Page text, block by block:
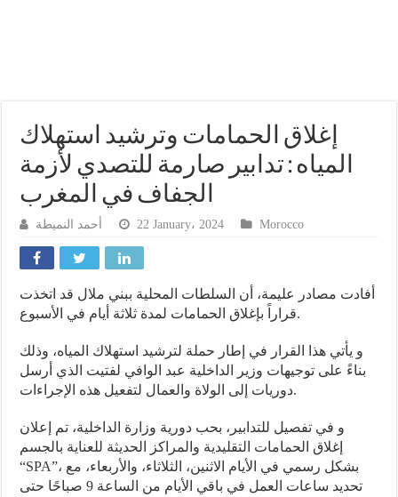
إغلاق الحمامات وترشيد استهلاك
المياه : تدابير صارمة للتصدي لأزمة
الجفاف في المغرب
أحمد النميطة 22 January، 2024 Morocco
أفادت مصادر عليمة، أن السلطات المحلية ببني ملال قد اتخذت
قراراً بإغلاق الحمامات لمدة ثلاثة أيام في الأسبوع.
و يأتي هذا القرار في إطار حملة لترشيد استهلاك المياه، وذلك
بناءً على توجيهات وزير الداخلية عبد الوافي لفتيت الذي أرسل
دوريات إلى الولاة والعمال لتفعيل هذه الإجراءات.
و في تفصيل للتدابير، بحب دورية وزارة الداخلية، تم إعلان
إغلاق الحمامات التقليدية والمراكز الحديثة للعناية بالجسم
“SPA”، بشكل رسمي في الأيام الاثنين، الثلاثاء، والأربعاء، مع
تحديد ساعات العمل في باقي الأيام من الساعة 9 صباحًا حتى